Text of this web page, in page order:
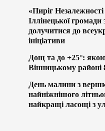
«Пиріг
Іллінецької
долучитися до
ініціативи
Дощ та до +25°:
Вінницькому районі
День малини з
найніжнішого
найкращі ласощі з